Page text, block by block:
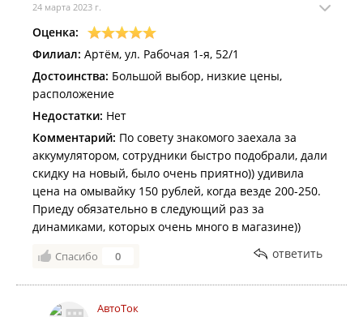
24 марта 2023 г.
Оценка:
Филиал: Артём, ул. Рабочая 1-я, 52/1
Достоинства: Большой выбор, низкие цены,
расположение
Недостатки: Нет
Комментарий: По совету знакомого заехала за
аккумулятором, сотрудники быстро подобрали, дали
скидку на новый, было очень приятно)) удивила
цена на омывайку 150 рублей, когда везде 200-250.
Приеду обязательно в следующий раз за
динамиками, которых очень много в магазине))
Спасибо 0 ответить
АвтоТок